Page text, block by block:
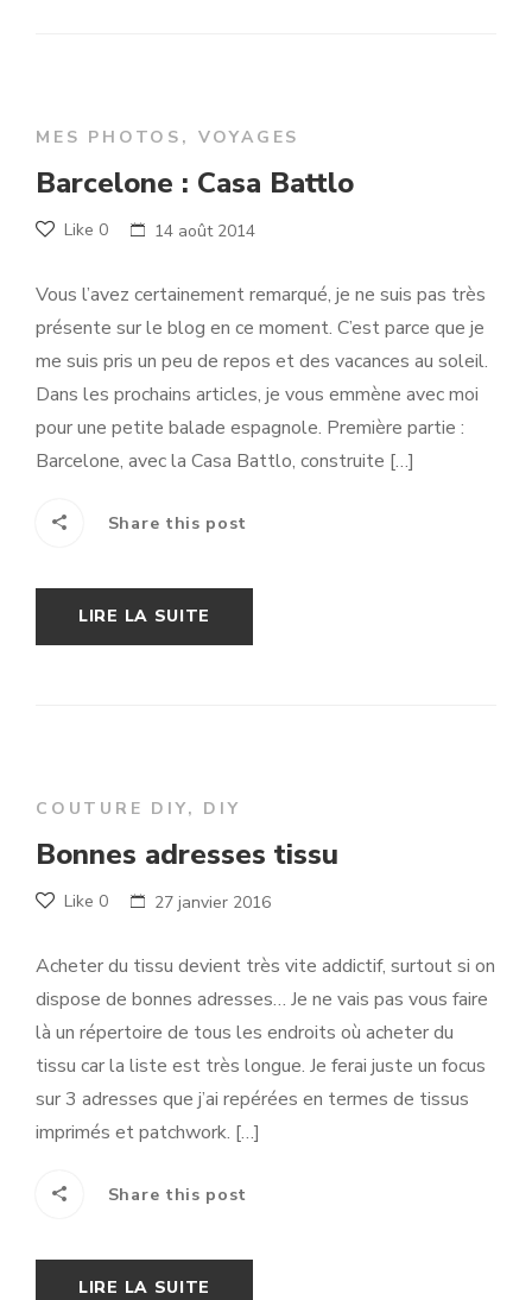
MES PHOTOS , VOYAGES
Barcelone : Casa Battlo
Like 0 14 août 2014
Vous l’avez certainement remarqué, je ne suis pas très
présente sur le blog en ce moment. C’est parce que je
me suis pris un peu de repos et des vacances au soleil.
Dans les prochains articles, je vous emmène avec moi
pour une petite balade espagnole. Première partie :
Barcelone, avec la Casa Battlo, construite […]
LIRE LA SUITE
Share this post
COUTURE DIY, DIY
Bonnes adresses tissu
Like 0 27 janvier 2016
Acheter du tissu devient très vite addictif, surtout si on
dispose de bonnes adresses… Je ne vais pas vous faire
là un répertoire de tous les endroits où acheter du
tissu car la liste est très longue. Je ferai juste un focus
sur 3 adresses que j’ai repérées en termes de tissus
imprimés et patchwork. […]
LIRE LA SUITE
Share this post